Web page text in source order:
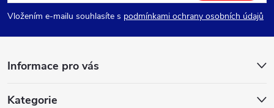
p
a
Vložením e-mailu souhlasíte s podmínkami ochrany osobních údajů
Informace pro vás
Kategorie